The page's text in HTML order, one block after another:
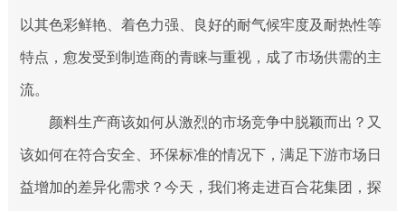
以其色彩鲜艳、着色力强、良好的耐气候牢度及耐热性等
特点，愈发受到制造商的青睐与重视，成了市场供需的主
流。
颜料生产商该如何从激烈的市场竞争中脱颖而出？又
该如何在符合安全、环保标准的情况下，满足下游市场日
益增加的差异化需求？今天，我们将走进百合花集团，探